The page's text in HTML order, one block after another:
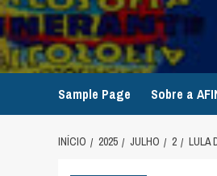
Avançar
para
o
conteúdo
Sample Page Sobre a
INÍCIO 2025 JULHO 2 LULA